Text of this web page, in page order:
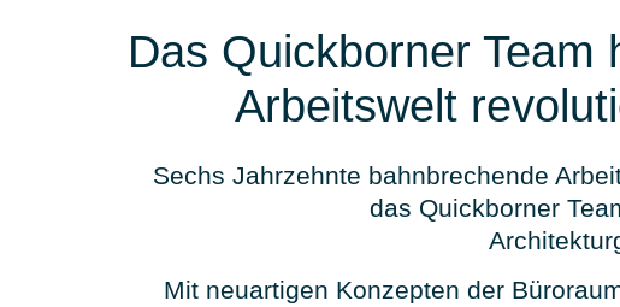
Das Quickborner Team
Arbeitswelt
Sechs Jahrzehnte bahnbrechende
das Quickborner
Mit neuartigen Konzepten der